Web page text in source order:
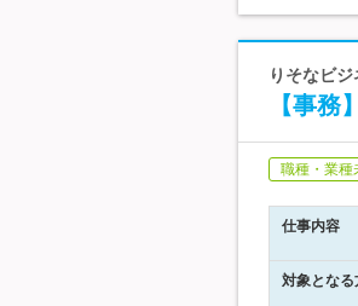
りそなビ
【事
職種・業種
仕事内容
対象となる